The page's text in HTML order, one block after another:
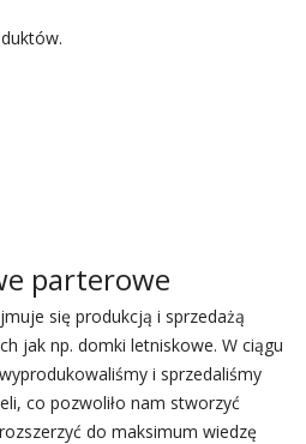
parterowe
się produkcją i sprzedażą
jak np. domki letniskowe. W ciągu
i sprzedaliśmy
co pozwoliło nam stworzyć
do maksimum wiedzę